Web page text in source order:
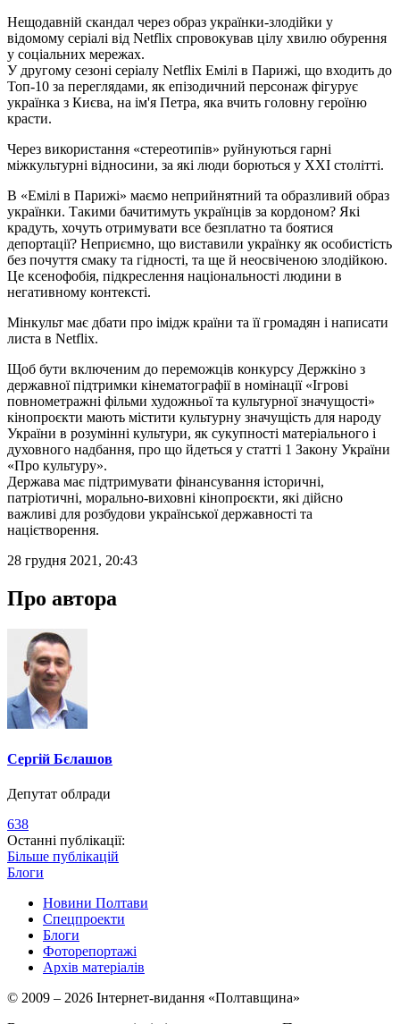
Нещодавній скандал через образ українки-злодійки у
відомому серіалі від Netflix спровокував цілу хвилю обурення
у соціальних мережах.
У другому сезоні серіалу Netflix Емілі в Парижі, що входить до
Топ-10 за переглядами, як епізодичний персонаж фігурує
українка з Києва, на ім'я Петра, яка вчить головну героїню
красти.
Через використання «стереотипів» руйнуються гарні
міжкультурні відносини, за які люди борються у ХХІ столітті.
В «Емілі в Парижі» маємо неприйнятний та образливий образ
українки. Такими бачитимуть українців за кордоном? Які
крадуть, хочуть отримувати все безплатно та боятися
депортації? Неприємно, що виставили українку як особистість
без почуття смаку та гідності, та ще й неосвіченою злодійкою.
Це ксенофобія, підкреслення національності людини в
негативному контексті.
Мінкульт має дбати про імідж країни та її громадян і написати
листа в Netflix.
Щоб бути включеним до переможців конкурсу Держкіно з
державної підтримки кінематографії в номінації «Ігрові
повнометражні фільми художньої та культурної значущості»
кінопроєкти мають містити культурну значущість для народу
України в розумінні культури, як сукупності матеріального і
духовного надбання, про що йдеться у статті 1 Закону України
«Про культуру».
Держава має підтримувати фінансування історичні,
патріотичні, морально-виховні кінопроєкти, які дійсно
важливі для розбудови української державності та
націєтворення.
28 грудня 2021, 20:43
Про автора
Сергій Бєлашов
Депутат облради
638
Останні публікації:
Більше публікацій
Блоги
Новини Полтави
Спецпроекти
Блоги
Фоторепортажі
Архів матеріалів
© 2009 – 2026 Інтернет-видання «Полтавщина»